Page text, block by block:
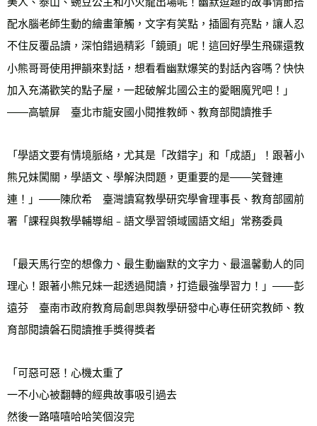
配水腦老師生動的繪畫筆觸，文字有笑點，插圖有亮點，讓人忍
不住反覆品讀，深怕錯過精彩「鏡頭」呢！這回好學生飛碟還教
小熊哥哥使用押韻來對話，想看看幽默爆笑的對話內容嗎？快快
加入充滿歡笑的點子屋，一起破解北國公主的愛睏魔咒吧！」
——高毓屏　臺北市龍安國小閱推教師、教育部閱讀推手
「學語文要有情境脈絡，尤其是「改錯字」和「成語」！跟著小
熊兄妹闖關，學語文、學解決問題，更重要的是——笑聲連
連！」——陳欣希　臺灣讀寫教學研究學會理事長、教育部國前
署「課程與教學輔導組﹣語文學習領域國語文組」常務委員
「最天馬行空的想像力、最生動幽默的文字力、最溫馨動人的同
理心！跟著小熊兄妹一起透過閱讀，打造最強學習力！」——彭
遠芬　臺南市政府教育局創思與教學研發中心專任研究教師、教
育部閱讀磐石閱讀推手獎得獎者
「可惡可惡！心機太重了
一不小心被翻轉的經典故事吸引過去
然後一路嘻嘻哈哈笑個沒完